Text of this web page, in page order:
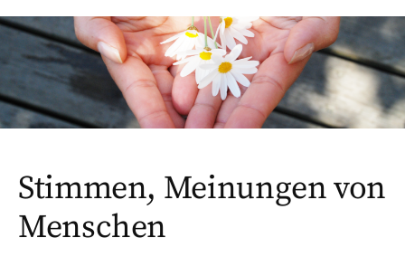
Stimmen, Meinungen von
Menschen